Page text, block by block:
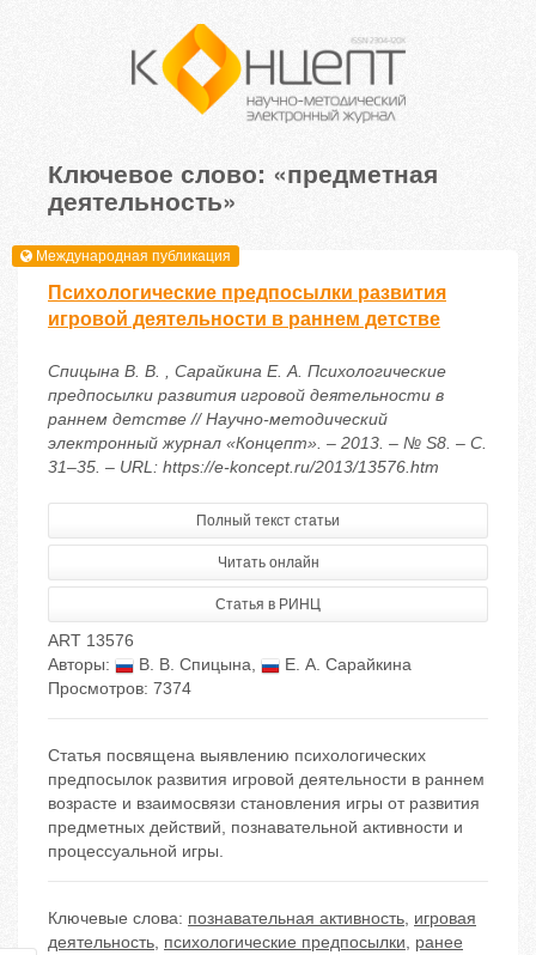
Ключевое слово: «предметная
деятельность»
Международная публикация
Психологические предпосылки развития
игровой деятельности в раннем детстве
Спицына В. В. , Сарайкина Е. А. Психологические
предпосылки развития игровой деятельности в
раннем детстве // Научно-методический
электронный журнал «Концепт». – 2013. – № S8. – С.
31–35. – URL: https://e-koncept.ru/2013/13576.htm
Полный текст статьи
Читать онлайн
Статья в РИНЦ
ART 13576
Авторы:
В. В. Спицына,
Е. А. Сарайкина
Просмотров: 7374
Статья посвящена выявлению психологических
предпосылок развития игровой деятельности в раннем
возрасте и взаимосвязи становления игры от развития
предметных действий, познавательной активности и
процессуальной игры.
Ключевые слова: познавательная активность, игровая
деятельность, психологические предпосылки, ранее